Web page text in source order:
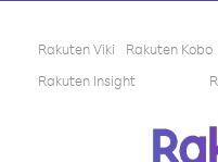
Rakuten Viki Rakuten Kobo
Rakuten Insight